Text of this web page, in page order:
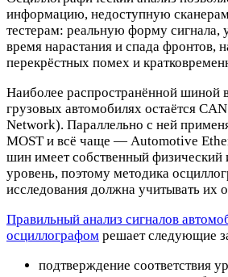
информацию, недоступную
тестерам: реальную форму сигнала,
время нарастания и спада фронтов,
перекрёстных помех и
Наиболее распространённой шиной
грузовых автомобилях остаётся
Network). Параллельно с ней
MOST и всё чаще — Automotive
шин имеет собственный физический
уровень, поэтому методика
исследования должна учитывать их
Правильный анализ сигналов
осциллографом решает следующие
подтверждение соответствия